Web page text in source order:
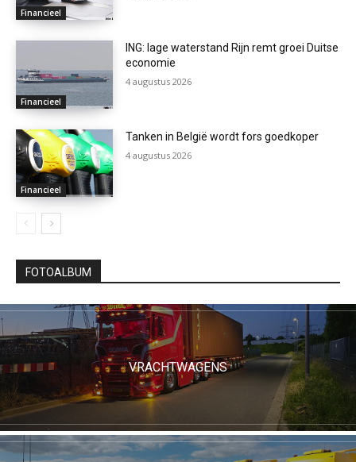
Financieel
Financieel
ING: lage waterstand Rijn remt groei Duitse
economie
4 augustus 2026
Financieel
Tanken in België wordt fors goedkoper
4 augustus 2026
FOTOALBUM
VRACHTWAGENS